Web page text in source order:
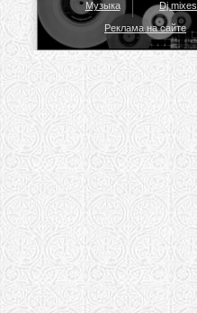
Музыка Dj mixes
Реклама на сайте